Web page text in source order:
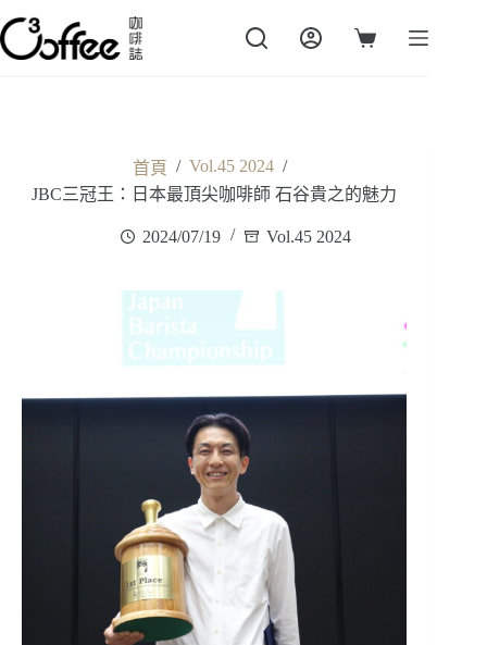
跳
至
主
購
首頁 / Vol.45 2024 /
JBC三冠王：日本最頂尖咖啡師 石谷貴之的魅力
2024/07/19 Vol.45 2024